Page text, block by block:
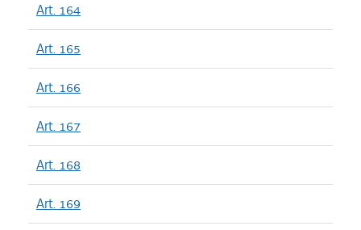
Art. 164
Art. 165
Art. 166
Art. 167
Art. 168
Art. 169